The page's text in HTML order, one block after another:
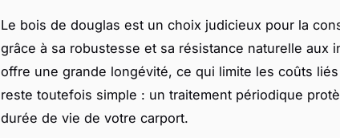
Le bois de douglas est un choix judicieux pour la
grâce à sa robustesse et sa résistance naturelle aux
offre une grande longévité, ce qui limite les coûts liés
reste toutefois simple : un traitement périodique
durée de vie de votre carport.